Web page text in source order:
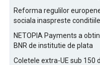
Reforma regulilor
sociala inaspreste
NETOPIA Payments a
BNR de institutie de plata
Coletele extra-UE sub 150